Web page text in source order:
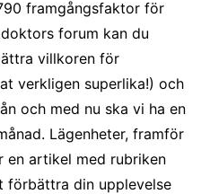
framgångsfaktor för
forum kan du
villkoren för
verkligen superlika!) och
och med nu ska vi ha en
Lägenheter, framför
en artikel med rubriken
förbättra din upplevelse